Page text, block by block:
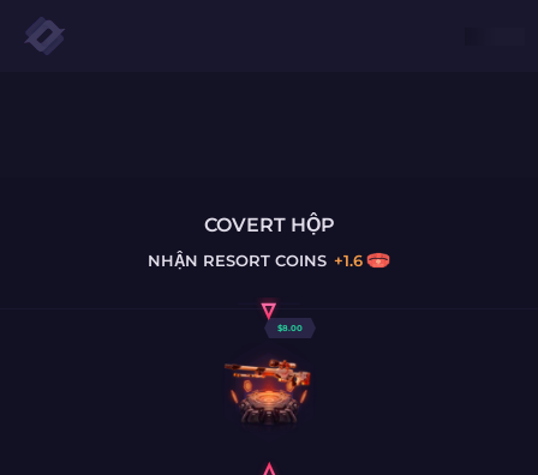
COVERT HỘP
NHẬN RESORT COINS +1.6
$8.00